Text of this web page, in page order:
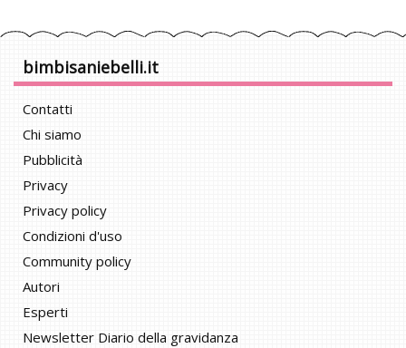
bimbisaniebelli.it
Contatti
Chi siamo
Pubblicità
Privacy
Privacy policy
Condizioni d'uso
Community policy
Autori
Esperti
Newsletter Diario della gravidanza